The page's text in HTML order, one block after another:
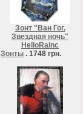
Зонт "Ван Гог.
Звездная ночь"
HelloRainc
Зонты . 1748 грн.